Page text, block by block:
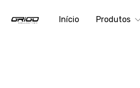
Início Produtos